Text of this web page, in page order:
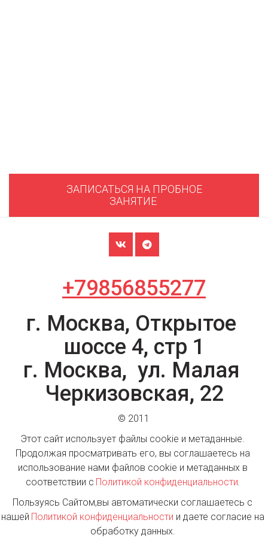
ЗАПИСАТЬСЯ НА ПРОБНОЕ
ЗАНЯТИЕ
+79856855277
г. Москва, Открытое
шоссе 4, стр 1
г. Москва,  ул. Малая
Черкизовская, 22
© 2011
Этот сайт использует файлы cookie и метаданные.
Продолжая просматривать его, вы соглашаетесь на
использование нами файлов cookie и метаданных в
соответствии с Политикой конфиденциальности.
Пользуясь Сайтом,вы автоматически соглашаетесь с
нашей Политикой конфиденциальности и даете согласие на
обработку данных.